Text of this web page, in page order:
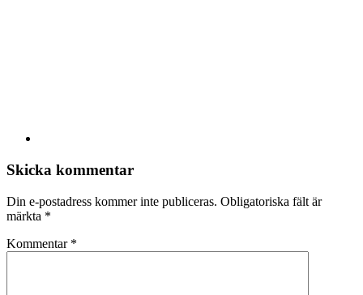
Skicka kommentar
Din e-postadress kommer inte publiceras. Obligatoriska fält är
märkta *
Kommentar *